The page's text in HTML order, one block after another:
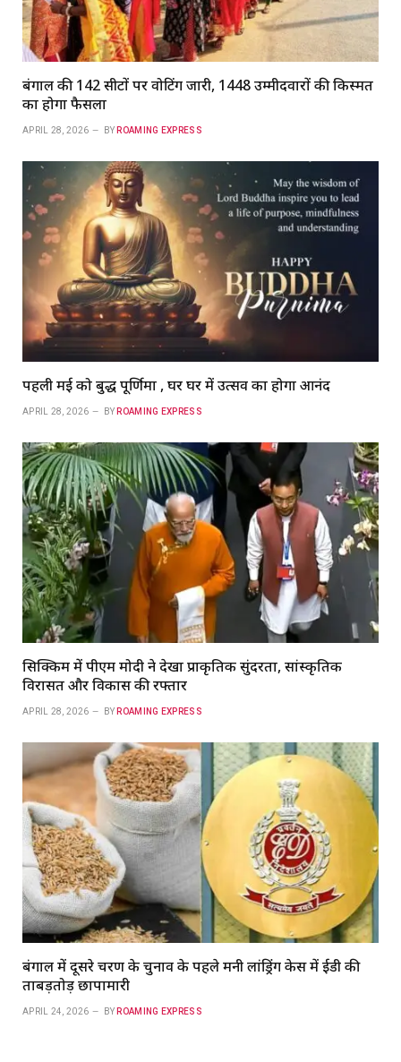
बंगाल की 142 सीटों पर वोटिंग जारी, 1448 उम्मीदवारों की किस्मत
का होगा फैसला
APRIL 28, 2026 BY ROAMING EXPRESS
पहली मई को बुद्ध पूर्णिमा , घर घर में उत्सव का होगा आनंद
APRIL 28, 2026 BY ROAMING EXPRESS
सिक्किम में पीएम मोदी ने देखा प्राकृतिक सुंदरता, सांस्कृतिक
विरासत और विकास की रफ्तार
APRIL 28, 2026 BY ROAMING EXPRESS
बंगाल में दूसरे चरण के चुनाव के पहले मनी लांड्रिंग केस में ईडी की
ताबड़तोड़ छापामारी
APRIL 24, 2026 BY ROAMING EXPRESS